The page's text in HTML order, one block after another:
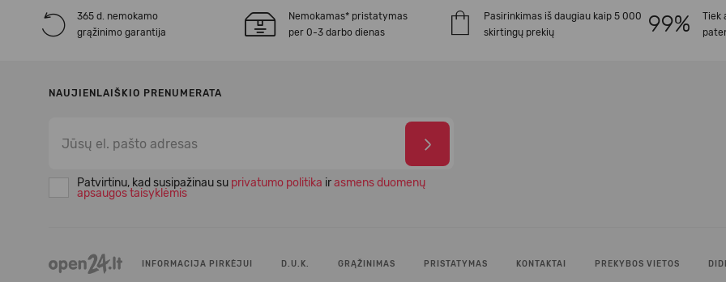
365 d. nemokamo
grąžinimo garantija
Nemokamas* pristatymas
per 0-3 darbo dienas
Pasirinkimas iš daugiau kaip 5 000
skirtingų prekių
Tiek
NAUJIENLAIŠKIO PRENUMERATA
Patvirtinu, kad susipažinau su privatumo politika irasmens duomenų
apsaugos taisyklėmis
INFORMACIJA PIRKĖJUI D.U.K. GRĄŽINIMAS PRISTATYMAS KONTAKTAI PREKYBOS VIETOS